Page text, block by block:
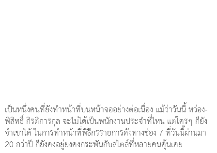
เป็นหนึ่งคนที่ยังทำหน้าที่บนหน้าจออย่างต่อเนื่อง แม้ว่าวันนี้ หว่อง-
พิสิทธิ์ กิรติการกุล จะไม่ได้เป็นพนักงานประจำที่ไหน แต่ใครๆ ก็ยัง
จำเขาได้ ในการทำหน้าที่พิธีกรรายการดังทางช่อง 7 ที่วันนี้ผ่านมา
20 กว่าปี ก็ยังคงอยู่ยงคงกระพันกับสไตล์ที่หลายคนคุ้นเคย